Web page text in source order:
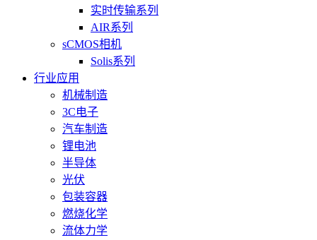
实时传输系列
AIR系列
sCMOS相机
Solis系列
行业应用
机械制造
3C电子
汽车制造
锂电池
半导体
光伏
包装容器
燃烧化学
流体力学